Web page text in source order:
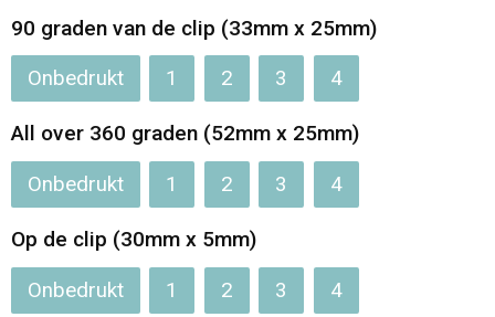
Gilets
Regenkleding
Hygiëne en Persoonlijke verzorging
Schoudertassen
Matrozentassen
Papieren tassen
Tablettassen
Heuptassen
90 graden van de clip (33mm x 25mm)
Onbedrukt 1 2 3 4
All over 360 graden (52mm x 25mm)
Onbedrukt 1 2 3 4
Op de clip (30mm x 5mm)
Onbedrukt 1 2 3 4